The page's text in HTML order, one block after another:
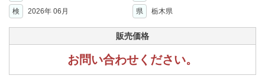
検
2026年 06月 県 栃木県
販売価格
お問い合わせください。